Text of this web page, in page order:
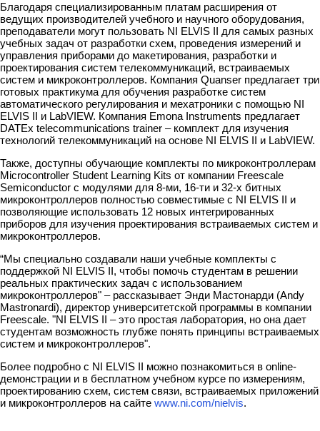
Благодаря специализированным платам расширения от
ведущих производителей учебного и научного оборудования,
преподаватели могут пользовать NI ELVIS II для самых разных
учебных задач от разработки схем, проведения измерений и
управления приборами до макетирования, разработки и
проектирования систем телекоммуникаций, встраиваемых
систем и микроконтроллеров. Компания Quanser предлагает три
готовых практикума для обучения разработке систем
автоматического регулирования и мехатроники с помощью NI
ELVIS II и LabVIEW. Компания Emona Instruments предлагает
DATEx telecommunications trainer – комплект для изучения
технологий телекоммуникаций на основе NI ELVIS II и LabVIEW.
Также, доступны обучающие комплекты по микроконтроллерам
Microcontroller Student Learning Kits от компании Freescale
Semiconductor с модулями для 8-ми, 16-ти и 32-х битных
микроконтроллеров полностью совместимые с NI ELVIS II и
позволяющие использовать 12 новых интегрированных
приборов для изучения проектирования встраиваемых систем и
микроконтроллеров.
“Мы специально создавали наши учебные комплекты с
поддержкой NI ELVIS II, чтобы помочь студентам в решении
реальных практических задач с использованием
микроконтроллеров" – рассказывает Энди Мастонарди (Andy
Mastronardi), директор университетской программы в компании
Freescale. "NI ELVIS II – это простая лаборатория, но она дает
студентам возможность глубже понять принципы встраиваемых
систем и микроконтроллеров".
Более подробно с NI ELVIS II можно познакомиться в online-
демонстрации и в бесплатном учебном курсе по измерениям,
проектированию схем, систем связи, встраиваемых приложений
и микроконтроллеров на сайте www.ni.com/nielvis.